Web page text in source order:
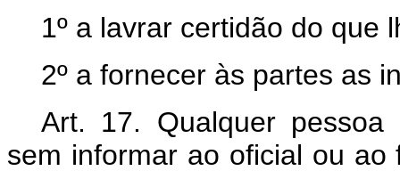
1º a lavrar certidão do que
2º a fornecer às partes as
Art. 17. Qualquer
sem informar ao oficial ou